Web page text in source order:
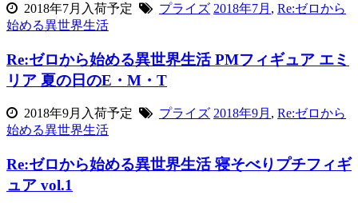
2018年7月入荷予定 プライズ 2018年7月 , Re:ゼロから
始める異世界生活
Re:ゼロから始める異世界生活 PMフィギュア エミ
リア 夏の日のE・M・T
2018年9月入荷予定 プライズ 2018年9月 , Re:ゼロから
始める異世界生活
Re:ゼロから始める異世界生活 寝そべりプチフィギ
ュア vol.1